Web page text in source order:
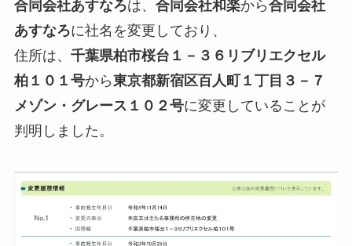
合同会社あすなろは、 合同会社和楽から合同会社
あすなろに社名を変更しており、
住所は、 千葉県柏市桜台１－３６リブリエクセル
柏１０１号から東京都新宿区百人町１丁目３－７
メゾン・グレース１０２号に変更していることが
判明しました。